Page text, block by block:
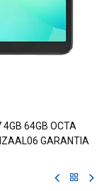
64GB OCTA
GARANTIA